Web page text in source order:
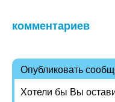
комментариев
Опубликовать
Хотели бы Вы